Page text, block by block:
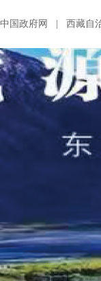
中国政府网 西藏自